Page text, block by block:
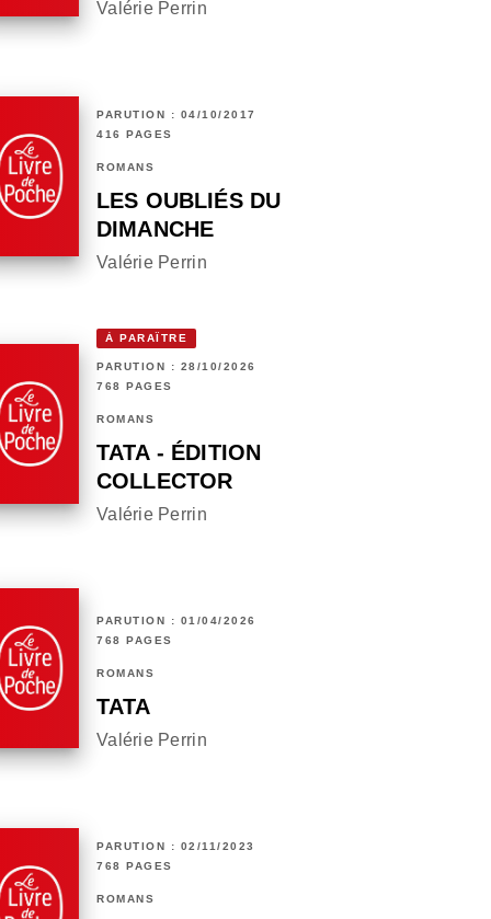
Valérie Perrin
PARUTION : 04/10/2017
416 PAGES
ROMANS
LES OUBLIÉS DU
DIMANCHE
Valérie Perrin
À PARAÎTRE
PARUTION : 28/10/2026
768 PAGES
ROMANS
TATA - ÉDITION
COLLECTOR
Valérie Perrin
PARUTION : 01/04/2026
768 PAGES
ROMANS
TATA
Valérie Perrin
PARUTION : 02/11/2023
768 PAGES
ROMANS